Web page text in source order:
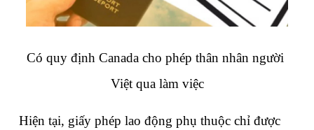
Có quy định Canada cho phép thân nhân người
Việt qua làm việc
Hiện tại, giấy phép lao động phụ thuộc chỉ được